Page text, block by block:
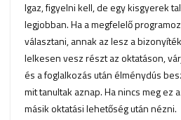
Igaz, figyelni kell, de egy kisgyerek
legjobban. Ha a megfelelő
választani, annak az lesz a
lelkesen vesz részt az oktatáson,
és a foglalkozás után élménydús
mit tanultak aznap. Ha nincs meg ez
másik oktatási lehetőség után nézni.